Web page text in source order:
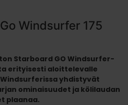
Windsurfer 175
Starboard GO Windsurfer-
erityisesti aloittelevalle
yhdistyvät
ominaisuudet ja kölilaudan
plaanaa.